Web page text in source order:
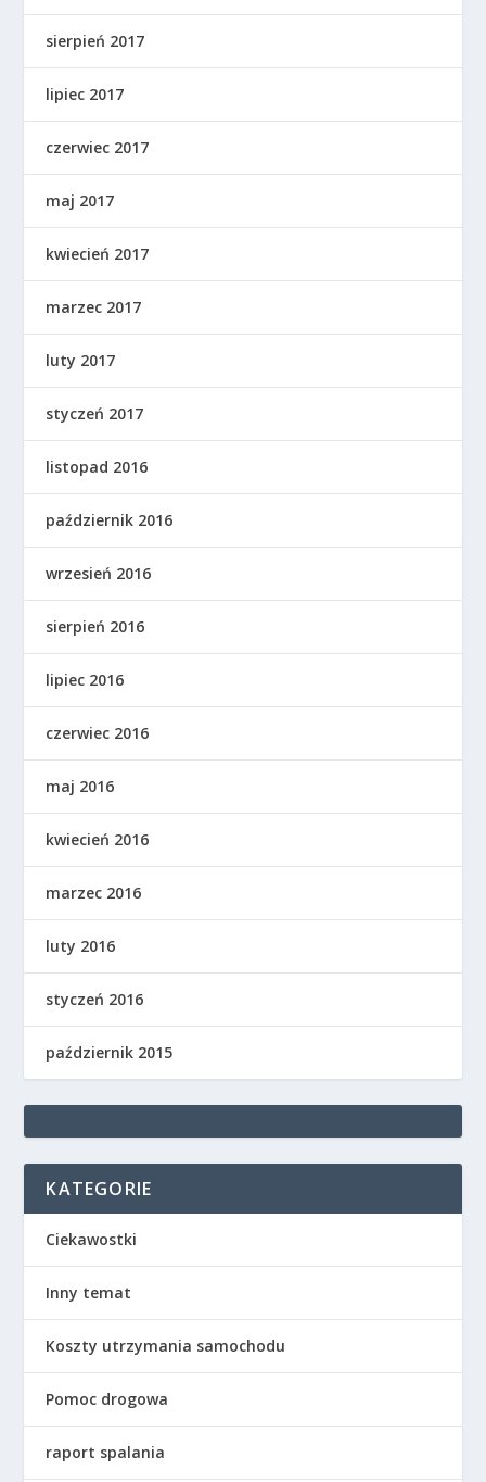
sierpień 2017
lipiec 2017
czerwiec 2017
maj 2017
kwiecień 2017
marzec 2017
luty 2017
styczeń 2017
listopad 2016
październik 2016
wrzesień 2016
sierpień 2016
lipiec 2016
czerwiec 2016
maj 2016
kwiecień 2016
marzec 2016
luty 2016
styczeń 2016
październik 2015
KATEGORIE
Ciekawostki
Inny temat
Koszty utrzymania samochodu
Pomoc drogowa
raport spalania